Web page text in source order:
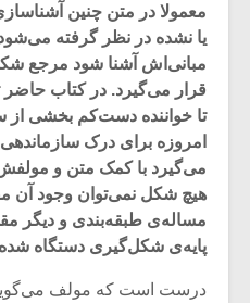
معمولا در متن چنین
یا نشده در نظر گرفته می‌شود
مبانی‌اش آشنا شود مرجع
قرار می‌گیرد. در کتاب
تا خواننده دست‌کم بخشی از
امروزه برای درک
می‌گیرد با کمک متن و مولفش
هیچ شکل نمی‌توان وجود آن
مساله‌ی طبقه‌بندی و دیگر
پایه‌ی شکل‌گیری دستگاه
درست است که مولف